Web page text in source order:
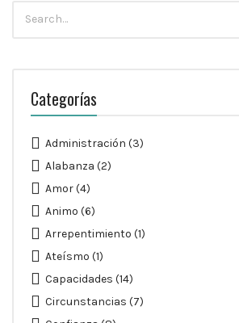
para:
Categorías
Administración (3)
Alabanza (2)
Amor(4)
Animo (6)
Arrepentimiento (1)
Ateísmo (1)
Capacidades (14)
Circunstancias (7)